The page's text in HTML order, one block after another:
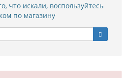
что искали, воспользуйтесь
по магазину